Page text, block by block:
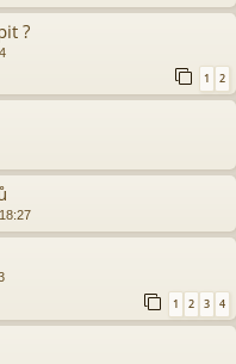
?
1 2
1 2 3 4